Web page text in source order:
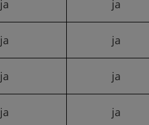
ja ja
ja ja
ja ja
ja ja